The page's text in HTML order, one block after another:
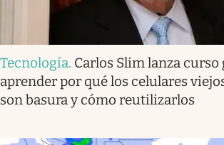
Tecnología. Carlos Slim lanza
aprender por qué los celulares
son basura y cómo reutilizarlos